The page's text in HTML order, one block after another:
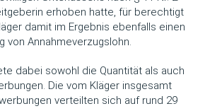
erhoben hatte, für berechtigt
damit im Ergebnis ebenfalls einen
von Annahmeverzugslohn.
dabei sowohl die Quantität als auch
Die vom Kläger insgesamt
verteilten sich auf rund 29